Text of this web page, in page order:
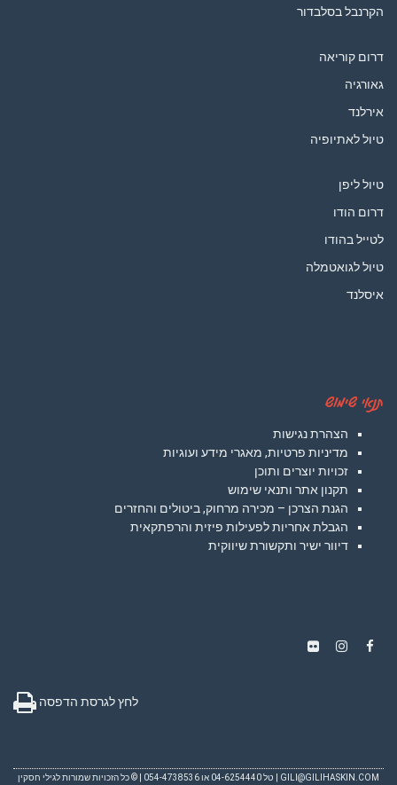
הקרנבל בסלבדור
דרום קוריאה
גאורגיה
אירלנד
טיול לאתיופיה
טיול ליפן
דרום הודו
לטייל בהודו
טיול לגואטמלה
איסלנד
תנאי שימוש
הצהרת נגישות
מדיניות פרטיות, מאגרי מידע ועוגיות
זכויות יוצרים ותוכן
תקנון אתר ותנאי שימוש
הגנת הצרכן – מכירה מרחוק, ביטולים והחזרים
הגבלת אחריות לפעילות פיזית והרפתקאית
דיוור ישיר ותקשורת שיווקית
לחץ לגרסת הדפסה
GILI@GILIHASKIN.COM | טל 04-6254440 או 054-4738536 | © כל הזכויות שמורות לגילי חסקין